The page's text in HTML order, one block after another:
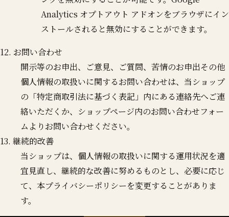
Analytics オプトアウト アドオンをブラウザにイン
ストールされると無効にすることができます。
12. お問い合わせ
開示等のお申出、ご意見、ご質問、苦情のお申出その他
個人情報の取扱いに関するお問い合わせは、当ショップ
の「特定商取引法に基づく表記」内にある連絡先へご連
絡いただくか、ショップページ内のお問い合わせフォー
ムよりお問い合わせください。
13. 継続的改善
当ショップは、個人情報の取扱いに関する運用状況を適
宜見直し、継続的な改善に努めるものとし、必要に応じ
て、本プライバシーポリシーを変更することがありま
す。